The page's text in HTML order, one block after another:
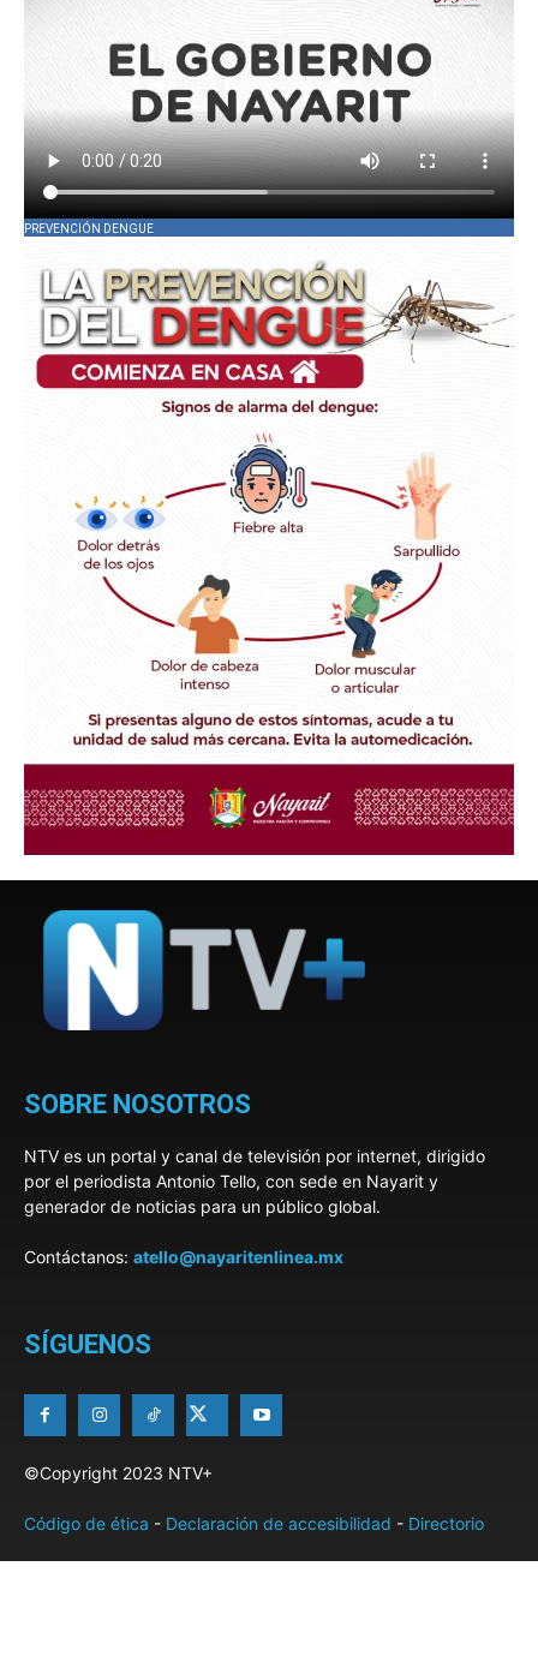
PREVENCIÓN DENGUE
SOBRE NOSOTROS
NTV es un portal y canal de televisión por internet, dirigido
por el periodista Antonio Tello, con sede en Nayarit y
generador de noticias para un público global.
Contáctanos: atello@nayaritenlinea.mx
SÍGUENOS
©Copyright 2023 NTV+
Código de ética - Declaración de accesibilidad - Directorio